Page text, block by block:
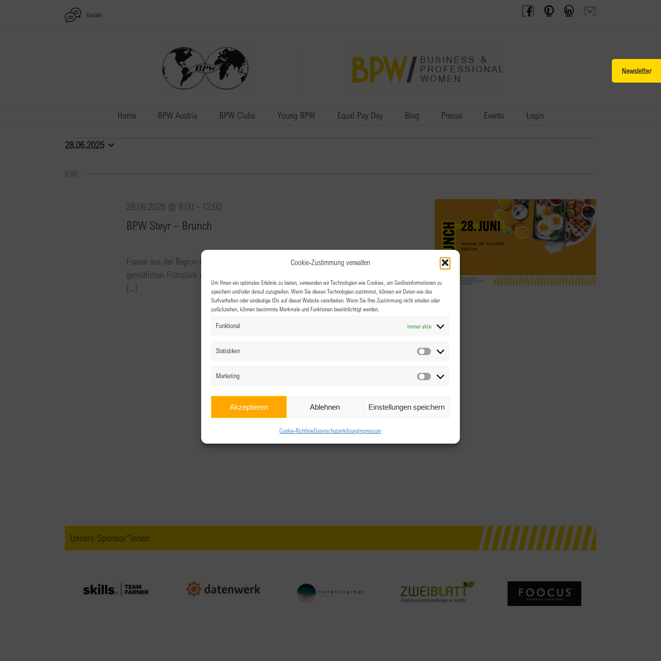
Cookie-Zustimmung verwalten
Um Ihnen ein optimales Erlebnis zu bieten, verwenden wir Technologien wie Cookies, um Geräteinformationen zu
speichern und/oder darauf zuzugreifen. Wenn Sie diesen Technologien zustimmst, können wir Daten wie das
Surfverhalten oder eindeutige IDs auf dieser Website verarbeiten. Wenn Sie Ihre Zustimmung nicht erteilen oder
zurückziehen, können bestimmte Merkmale und Funktionen beeinträchtigt werden.
Funktional Immer aktiv
Statistiken
Statistiken
Marketing
Marketing
Akzeptieren Ablehnen Einstellungen speichern
Cookie-RichtlinieDatenschutzerklärungImpressum
Kontakt
BPW
Austria
Offenes
Frauennetzwerk
BPW
Gruppe
Anfrage
schicken
Home BPW Austria BPW Clubs Young BPW Equal Pay Day Blog Presse Events Login
Veranstaltungen
für
28.06.2025
28.06.2025
9:00
BPW Steyr – Brunch
28.06.2025 @ 9:00 - 12:00
Frauen aus der Region kennenlernen und sich vernetzen, das Ganze bei einem
gemütlichen Frühstück mit Gleichgesinnten. Der perfekte Anlass, um sich die „Business &
[...]
Unsere Sponsor*innen
Sliding